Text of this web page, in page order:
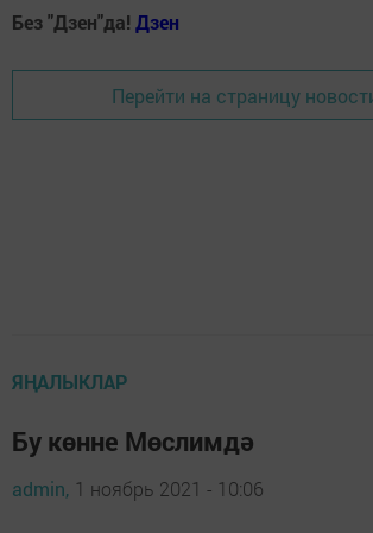
Без "Дзен"да! Дзен
Перейти на страницу
ЯҢАЛЫКЛАР
Бу көнне Мөслимдә
admin, 1 ноябрь 2021 - 10:06